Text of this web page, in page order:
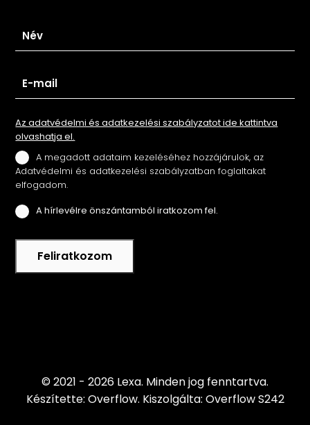
Az adatvédelmi és adatkezelési szabályzatot ide kattintva
olvashatja el.
A megadott adataim kezeléséhez hozzájárulok, az
Adatvédelmi és adatkezelési szabályzatban foglaltakat
elfogadom.
A hírlevélre önszántamból iratkozom fel.
Feliratkozom
© 2021 - 2026 Lexa. Minden jog fenntartva.
Készítette: Overflow. Kiszolgálta: Overflow S242